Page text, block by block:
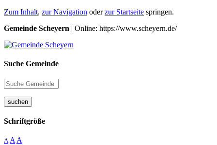
Zum Inhalt, zur Navigation oderzur Startseite springen.
Gemeinde Scheyern | Online: https://www.scheyern.de/
Suche Gemeinde
suchen
Schriftgröße
A A A